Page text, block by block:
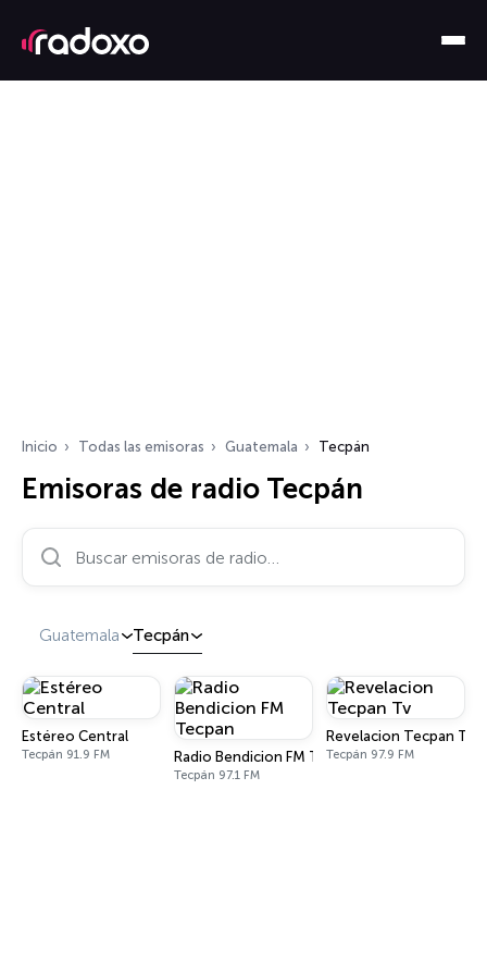
Inicio Todas las emisoras Guatemala Tecpán
Emisoras de radio Tecpán
Buscar emisoras de radio…
Guatemala Tecpán
Estéreo Central
Tecpán 91.9 FM Radio Bendicion FM Tecpan
Tecpán 97.1 FM
Revelacion Tecpan Tv
Tecpán 97.9 FM